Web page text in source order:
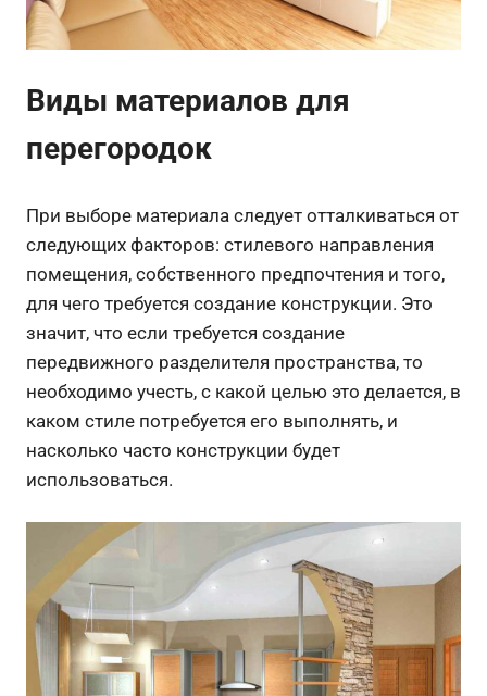
Виды материалов для
перегородок
При выборе материала следует отталкиваться от
следующих факторов: стилевого направления
помещения, собственного предпочтения и того,
для чего требуется создание конструкции. Это
значит, что если требуется создание
передвижного разделителя пространства, то
необходимо учесть, с какой целью это делается, в
каком стиле потребуется его выполнять, и
насколько часто конструкции будет
использоваться.